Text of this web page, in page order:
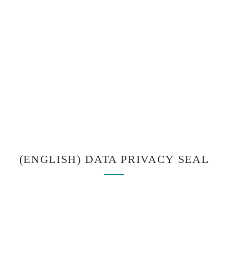
(ENGLISH) DATA PRIVACY SEAL